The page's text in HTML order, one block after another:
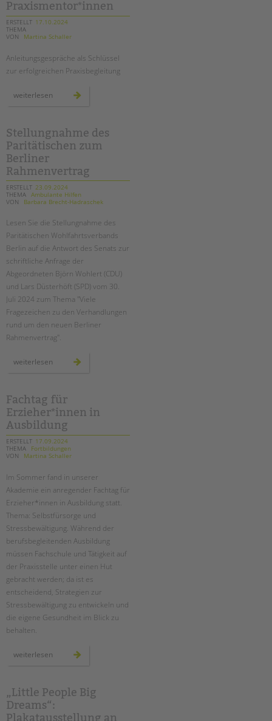
erfahrungsbericht
Praxismentor*innen
ERSTELLT 17.10.2024
THEMA
VON
Martina Schaller
Anleitungsgespräche als Schlüssel
zur erfolgreichen Praxisbegleitung
weiterlesen fachtag
Stellungnahme des
Paritätischen zum
Berliner
Rahmenvertrag
ERSTELLT 23.09.2024
THEMA Ambulante Hilfen
VON
Barbara Brecht-Hadraschek
Lesen Sie die Stellungnahme des
Paritätischen Wohlfahrtsverbands
Berlin auf die Antwort des Senats zur
schriftliche Anfrage der
Abgeordneten Björn Wohlert (CDU)
und Lars Düsterhöft (SPD) vom 30.
Juli 2024 zum Thema "Viele
Fragezeichen zu den Verhandlungen
rund um den neuen Berliner
Rahmenvertrag".
weiterlesen stellungnahme
rahmenvertrag
Fachtag für
Erzieher*innen in
Ausbildung
ERSTELLT 17.09.2024
THEMA
Fortbildungen
VON
Martina Schaller
Im Sommer fand in unserer
Akademie ein anregender Fachtag für
Erzieher*innen in Ausbildung statt.
Thema: Selbstfürsorge und
Stressbewältigung. Während der
berufsbegleitenden Ausbildung
müssen Fachschule und Tätigkeit auf
der Praxisstelle unter einen Hut
gebracht werden; da ist es
entscheidend, Strategien zur
Stressbewältigung zu entwickeln und
die eigene Gesundheit im Blick zu
behalten.
weiterlesen fachtag
„Little People Big
Dreams“:
Plakatausstellung an